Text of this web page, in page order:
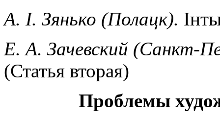
А. I. Зянько (Полацк).
Е. А. Зачевский (Санкт-
(Статья вторая)
Проблемы